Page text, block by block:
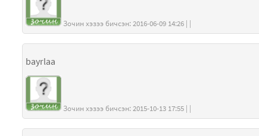
Зочин хэзээ бичсэн: 2016-06-09 14:26 | |
bayrlaa
Зочин хэзээ бичсэн: 2015-10-13 17:55 | |